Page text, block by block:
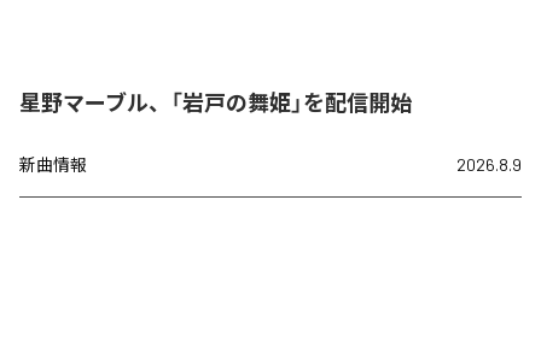
星野マーブル、「岩戸の舞姫」を配信開始
新曲情報 2026.8.9